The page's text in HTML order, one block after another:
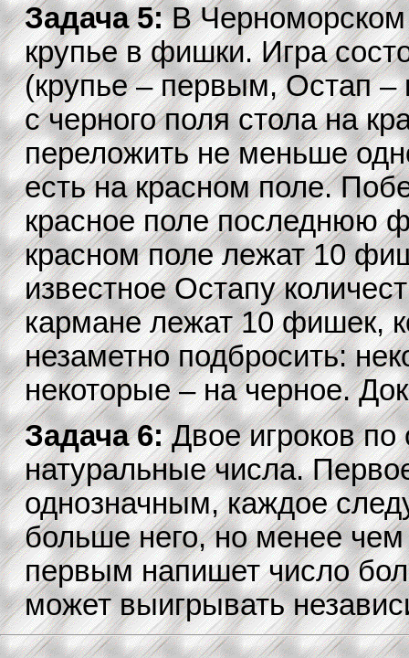
Задача 5:В Черноморском
крупье в фишки. Игра
(крупье – первым, Остап
с черного поля стола на
переложить не меньше
есть на красном поле.
красное поле последнюю
красном поле лежат 10
известное Остапу
кармане лежат 10 фишек,
незаметно подбросить:
некоторые – на черное.
Задача 6:Двое игроков
натуральные числа.
однозначным, каждое
больше него, но менее чем
первым напишет число
может выигрывать